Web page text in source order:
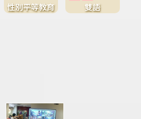
性別平等教育 雙語